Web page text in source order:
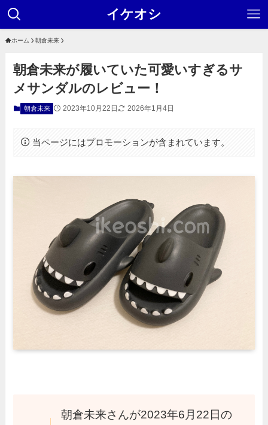
イケオシ
ホーム 朝倉未来
朝倉未来が履いていた可愛いすぎるサ
メサンダルのレビュー！
朝倉未来 2023年10月22日 2026年1月4日
当ページにはプロモーションが含まれています。
朝倉未来さんが2023年6月22日の